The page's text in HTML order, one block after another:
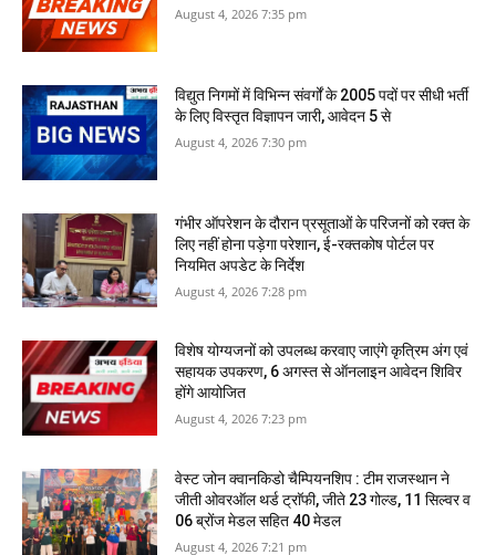
August 4, 2026 7:35 pm
विद्युत निगमों में विभिन्न संवर्गों के 2005 पदों पर सीधी भर्ती
के लिए विस्तृत विज्ञापन जारी, आवेदन 5 से
August 4, 2026 7:30 pm
गंभीर ऑपरेशन के दौरान प्रसूताओं के परिजनों को रक्त के
लिए नहीं होना पड़ेगा परेशान, ई-रक्तकोष पोर्टल पर
नियमित अपडेट के निर्देश
August 4, 2026 7:28 pm
विशेष योग्यजनों को उपलब्ध करवाए जाएंगे कृत्रिम अंग एवं
सहायक उपकरण, 6 अगस्त से ऑनलाइन आवेदन शिविर
होंगे आयोजित
August 4, 2026 7:23 pm
वेस्ट जोन क्वानकिडो चैम्पियनशिप : टीम राजस्थान ने
जीती ओवरऑल थर्ड ट्राॅफी, जीते 23 गोल्ड, 11 सिल्वर व
06 ब्रोंज मेडल सहित 40 मेडल
August 4, 2026 7:21 pm